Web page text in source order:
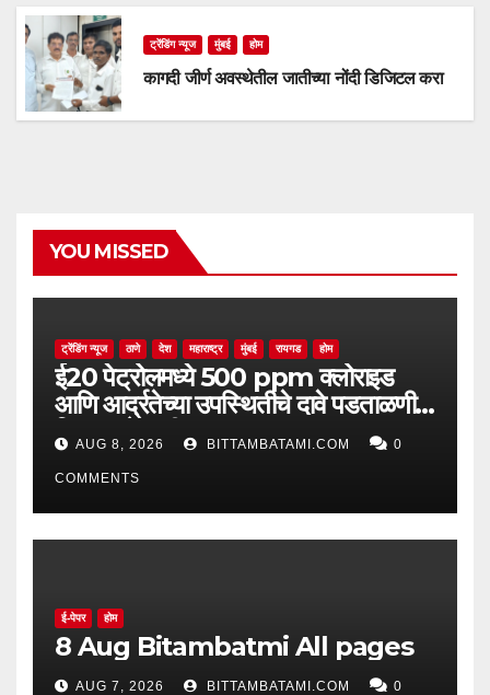
ट्रेंडिंग न्यूज मुंबई होम
कागदी जीर्ण अवस्थेतील जातीच्या नोंदी डिजिटल करा
YOU MISSED
ट्रेंडिंग न्यूज ठाणे देश महाराष्ट्र मुंबई रायगड होम
ई20 पेट्रोलमध्ये 500 ppm क्लोराइड
आणि आर्द्रतेच्या उपस्थितीचे दावे पडताळणीत
सिद्ध झाले नाहीत
AUG 8, 2026 BITTAMBATAMI.COM 0
COMMENTS
ई-पेपर होम
8 Aug Bitambatmi All pages
AUG 7, 2026 BITTAMBATAMI.COM 0